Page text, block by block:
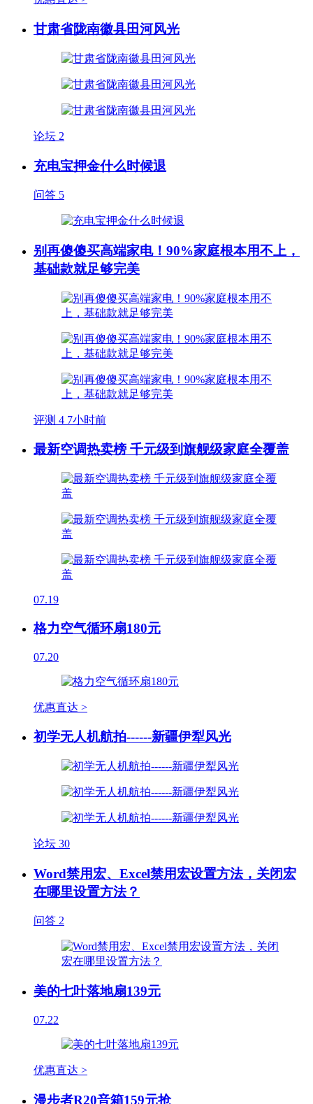
甘肃省陇南徽县田河风光
论坛 2
充电宝押金什么时候退
问答 5
别再傻傻买高端家电！90%家庭根本用不上，
基础款就足够完美
评测 4 7小时前
最新空调热卖榜 千元级到旗舰级家庭全覆盖
07.19
格力空气循环扇180元
07.20
优惠直达 >
初学无人机航拍------新疆伊犁风光
论坛 30
Word禁用宏、Excel禁用宏设置方法，关闭宏
在哪里设置方法？
问答 2
美的七叶落地扇139元
07.22
优惠直达 >
漫步者R20音箱159元抢